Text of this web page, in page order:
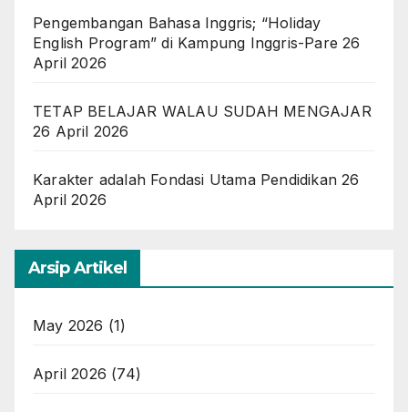
Pengembangan Bahasa Inggris; “Holiday
English Program” di Kampung Inggris-Pare 26
April 2026
TETAP BELAJAR WALAU SUDAH MENGAJAR
26 April 2026
Karakter adalah Fondasi Utama Pendidikan 26
April 2026
Arsip Artikel
May 2026 (1)
April 2026 (74)